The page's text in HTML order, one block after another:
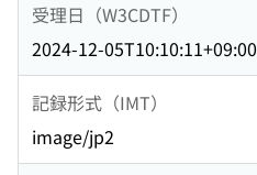
受理日（W3CDTF）
2024-12-05T10:10:11+09:00
記録形式（IMT）
image/jp2